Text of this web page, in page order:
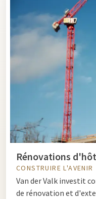
Rénovations
CONSTRUIRE L'AVENIR
Van der Valk investit
de rénovation et